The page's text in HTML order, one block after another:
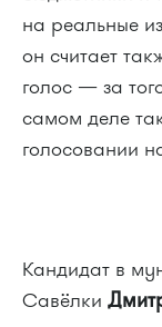
на реальные
он считает
голос — за
самом деле
голосовании
Кандидат в
Савёлки